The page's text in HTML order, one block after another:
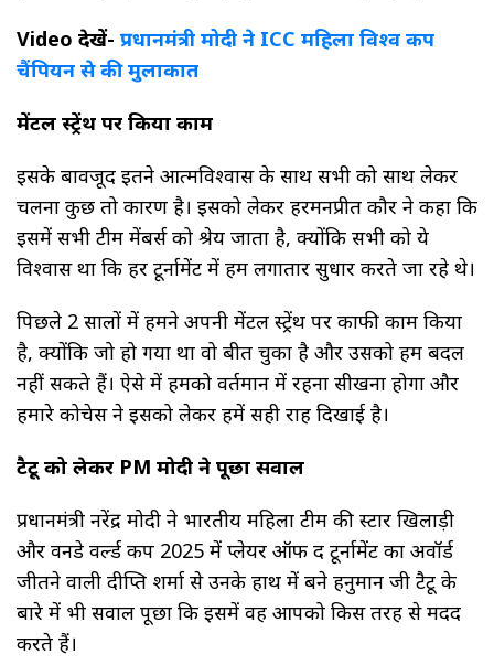
Video देखें- प्रधानमंत्री मोदी ने ICC महिला विश्व कप
चैंपियन से की मुलाकात
मेंटल स्ट्रेंथ पर किया काम
इसके बावजूद इतने आत्मविश्वास के साथ सभी को साथ लेकर
चलना कुछ तो कारण है। इसको लेकर हरमनप्रीत कौर ने कहा कि
इसमें सभी टीम मेंबर्स को श्रेय जाता है, क्योंकि सभी को ये
विश्वास था कि हर टूर्नामेंट में हम लगातार सुधार करते जा रहे थे।
पिछले 2 सालों में हमने अपनी मेंटल स्ट्रेंथ पर काफी काम किया
है, क्योंकि जो हो गया था वो बीत चुका है और उसको हम बदल
नहीं सकते हैं। ऐसे में हमको वर्तमान में रहना सीखना होगा और
हमारे कोचेस ने इसको लेकर हमें सही राह दिखाई है।
टैटू को लेकर PM मोदी ने पूछा सवाल
प्रधानमंत्री नरेंद्र मोदी ने भारतीय महिला टीम की स्टार खिलाड़ी
और वनडे वर्ल्ड कप 2025 में प्लेयर ऑफ द टूर्नामेंट का अवॉर्ड
जीतने वाली दीप्ति शर्मा से उनके हाथ में बने हनुमान जी टैटू के
बारे में भी सवाल पूछा कि इसमें वह आपको किस तरह से मदद
करते हैं।